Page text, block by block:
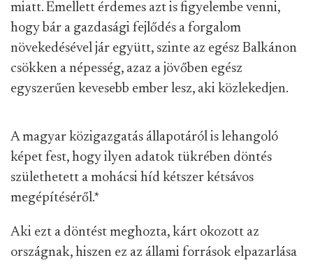
miatt. Emellett érdemes azt is figyelembe venni,
hogy bár a gazdasági fejlődés a forgalom
növekedésével jár együtt, szinte az egész Balkánon
csökken a népesség, azaz a jövőben egész
egyszerűen kevesebb ember lesz, aki közlekedjen.
A magyar közigazgatás állapotáról is lehangoló
képet fest, hogy ilyen adatok tükrében döntés
születhetett a mohácsi híd kétszer kétsávos
megépítéséről.*
Aki ezt a döntést meghozta, kárt okozott az
országnak, hiszen ez az állami források elpazarlása